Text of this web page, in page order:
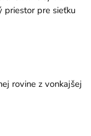
priestor pre sieťku
rovine z vonkajšej